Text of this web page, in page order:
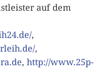
auf dem
,
,
, http://www.25p-